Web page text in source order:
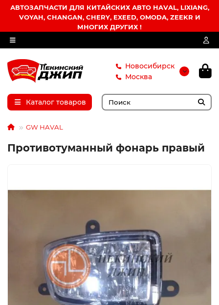
АВТОЗАПЧАСТИ ДЛЯ КИТАЙСКИХ АВТО HAVAL, LIXIANG,
VOYAH, CHANGAN, CHERY, EXEED, OMODA, ZEEKR И
МНОГИХ ДРУГИХ !
Новосибирск
Москва
Каталог товаров
GW HAVAL
Противотуманный фонарь правый